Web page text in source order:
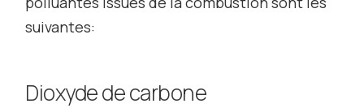
suivantes:
Dioxyde de carbone